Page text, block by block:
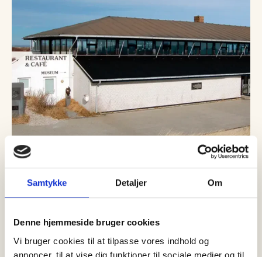
Samtykke Detaljer Om
Denne hjemmeside bruger cookies
Vi bruger cookies til at tilpasse vores indhold og
annoncer, til at vise dig funktioner til sociale medier og til
Maratonsang fra
Højskolesangbogen på Grenen
Kunstmuseum